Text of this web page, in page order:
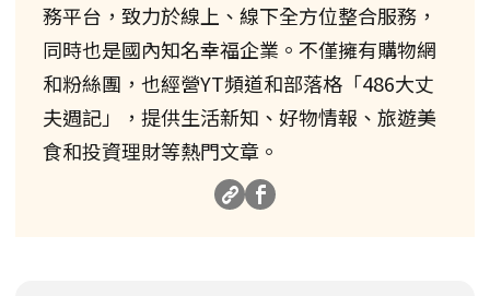
務平台，致力於線上、線下全方位整合服務，
同時也是國內知名幸福企業。不僅擁有購物網
和粉絲團，也經營YT頻道和部落格「486大丈
夫週記」，提供生活新知、好物情報、旅遊美
食和投資理財等熱門文章。